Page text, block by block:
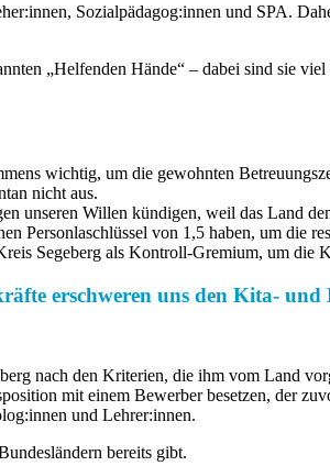
Sozialpädagog:innen und SPA.
„Helfenden Hände“ – dabei sind sie
wichtig, um die gewohnten
nicht aus.
unseren Willen kündigen, weil das Land
Personlaschlüssel von 1,5 haben, um die
Segeberg als Kontroll-Gremium, um die
erschweren uns den Kita-
nach den Kriterien, die ihm vom Land
mit einem Bewerber besetzen, der
und Lehrer:innen.
ländern bereits gibt.